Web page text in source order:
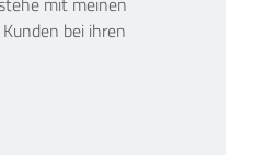
bei ihren